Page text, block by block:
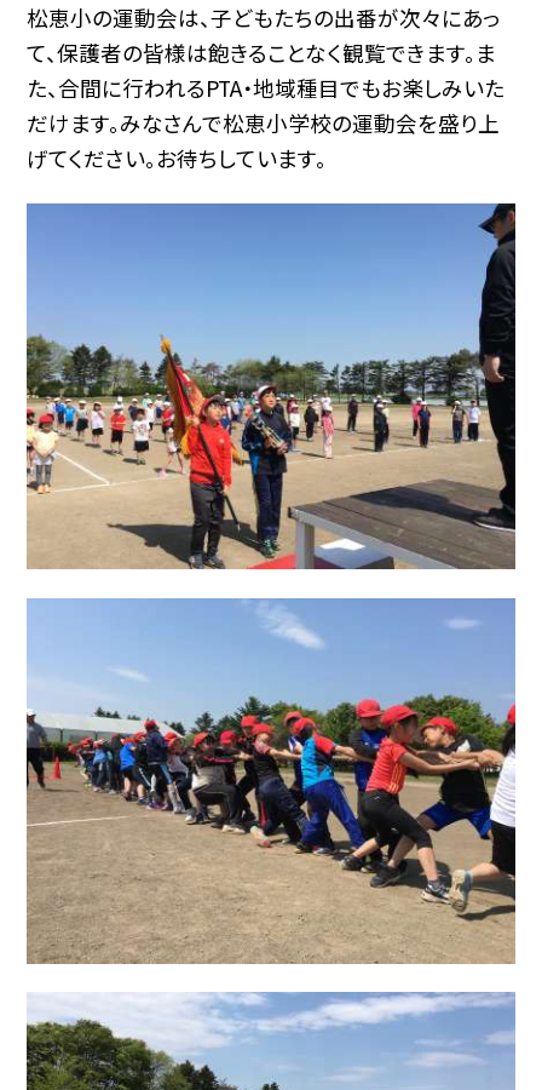
松恵小の運動会は、子どもたちの出番が次々にあっ
て、保護者の皆様は飽きることなく観覧できます。ま
た、合間に行われるPTA・地域種目でもお楽しみいた
だけます。みなさんで松恵小学校の運動会を盛り上
げてください。お待ちしています。